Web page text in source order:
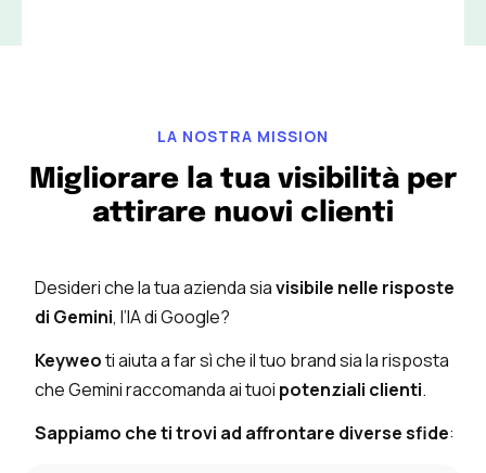
LA NOSTRA MISSION
Migliorare la tua visibilità per
attirare nuovi clienti
Desideri che la tua azienda siavisibile nelle risposte
di Gemini, l’IA di Google?
Keyweoti aiuta a far sì che il tuo brand sia la risposta
che Gemini raccomanda ai tuoi potenziali clienti.
Sappiamo che ti trovi ad affrontare diverse sfide: